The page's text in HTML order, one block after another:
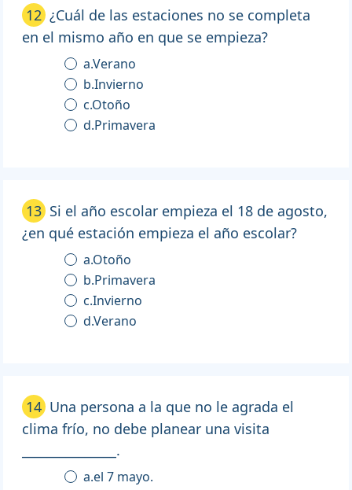
12 ¿Cuál de las estaciones no se completa
en el mismo año en que se empieza?
a.Verano
b.Invierno
c.Otoño
d.Primavera
13 Si el año escolar empieza el 18 de agosto,
¿en qué estación empieza el año escolar?
a.Otoño
b.Primavera
c.Invierno
d.Verano
14 Una persona a la que no le agrada el
clima frío, no debe planear una visita
_______________.
a.el 7 mayo.